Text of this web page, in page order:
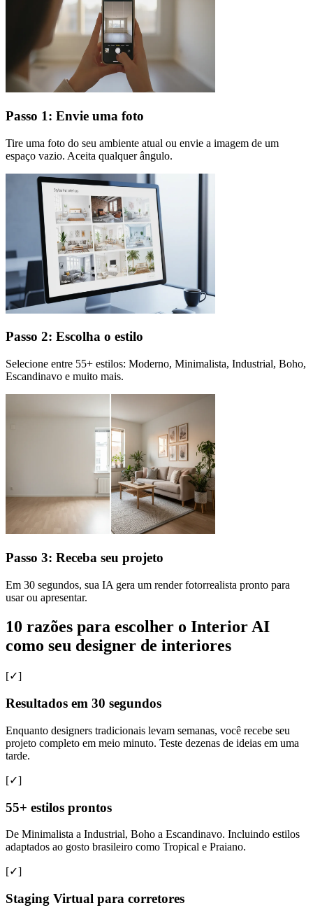
Passo 1: Envie uma foto
Tire uma foto do seu ambiente atual ou envie a imagem de um
espaço vazio. Aceita qualquer ângulo.
Passo 2: Escolha o estilo
Selecione entre 55+ estilos: Moderno, Minimalista, Industrial, Boho,
Escandinavo e muito mais.
Passo 3: Receba seu projeto
Em 30 segundos, sua IA gera um render fotorrealista pronto para
usar ou apresentar.
10 razões para escolher o Interior AI
como seu designer de interiores
[✓]
Resultados em 30 segundos
Enquanto designers tradicionais levam semanas, você recebe seu
projeto completo em meio minuto. Teste dezenas de ideias em uma
tarde.
[✓]
55+ estilos prontos
De Minimalista a Industrial, Boho a Escandinavo. Incluindo estilos
adaptados ao gosto brasileiro como Tropical e Praiano.
[✓]
Staging Virtual para corretores